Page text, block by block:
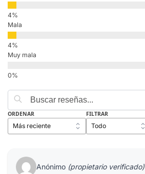
Mala
Muy mala
ORDENAR FILTRAR
Anónimo (propietario verificado)